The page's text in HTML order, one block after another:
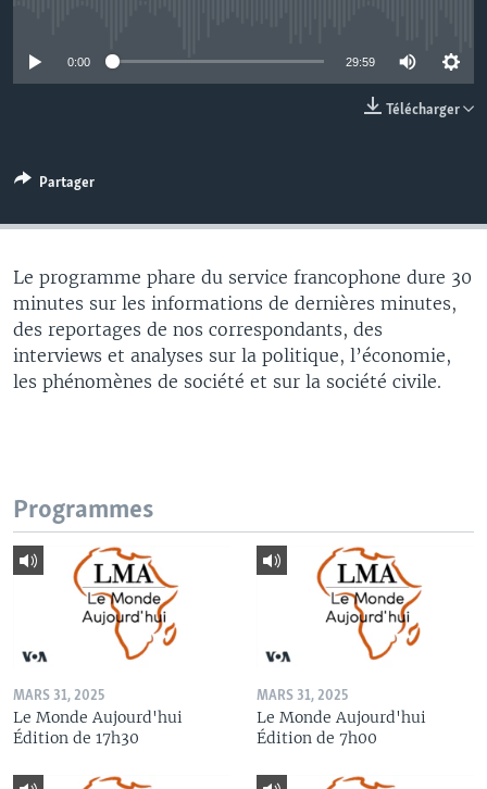
0:00 29:59
Télécharger
Partager
Le programme phare du service francophone dure 30
minutes sur les informations de dernières minutes,
des reportages de nos correspondants, des
interviews et analyses sur la politique, l’économie,
les phénomènes de société et sur la société civile.
Programmes
MARS 31, 2025
Le Monde Aujourd'hui
Édition de 17h30
MARS 31, 2025
Le Monde Aujourd'hui
Édition de 7h00